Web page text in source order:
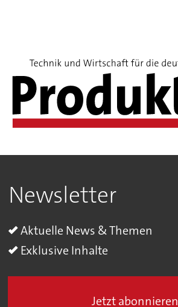
Newsletter
Aktuelle News & Themen
Exklusive Inhalte
Jetzt abonnieren